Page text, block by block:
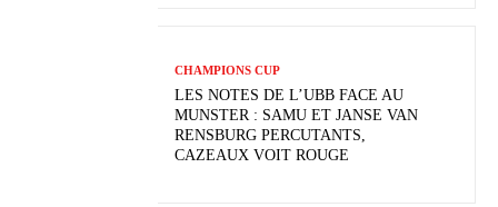
CHAMPIONS CUP
LES NOTES DE L’UBB FACE AU
MUNSTER : SAMU ET JANSE VAN
RENSBURG PERCUTANTS,
CAZEAUX VOIT ROUGE